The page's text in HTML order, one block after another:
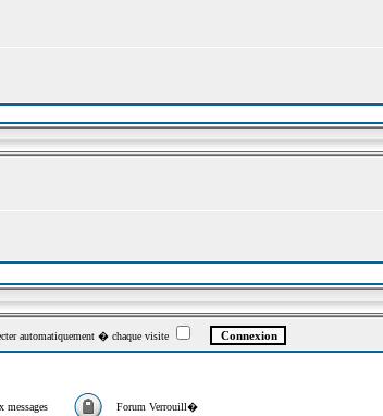
automatiquement � chaque visite
messages Forum Verrouill�